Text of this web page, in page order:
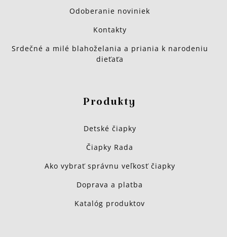
Odoberanie noviniek
Kontakty
Srdečné a milé blahoželania a priania k narodeniu
dieťaťa
Produkty
Detské čiapky
Čiapky Rada
Ako vybrať správnu veľkosť čiapky
Doprava a platba
Katalóg produktov